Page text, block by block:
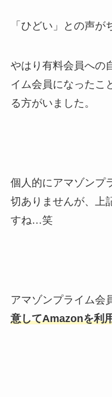
「ひどい」との声が
やはり有料会員への
イム会員になったこ
る方がいました。
個人的にアマゾンプ
切ありませんが、上
すね…笑
アマゾンプライム会
意してAmazonを利